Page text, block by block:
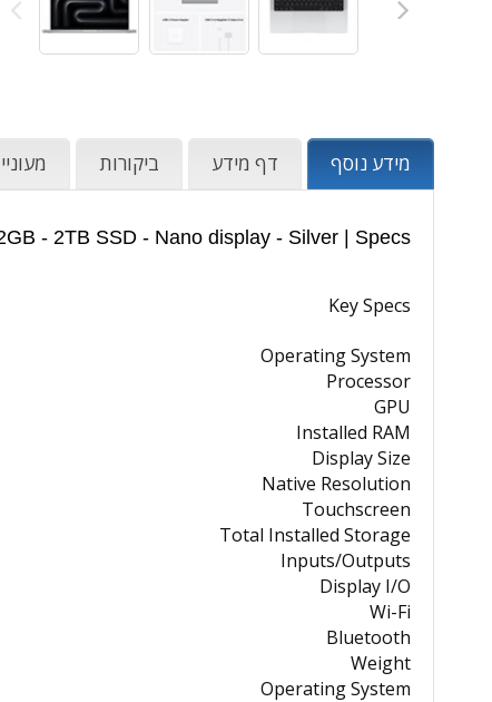
מידע נוסף דף מידע ביקורות
- 2TB SSD - Nano display - Silver | Specs
Key Specs
Operating System
Processor
GPU
Installed RAM
Display Size
Native Resolution
Touchscreen
Total Installed Storage
Inputs/Outputs
Display I/O
Wi-Fi
Bluetooth
Weight
Operating System